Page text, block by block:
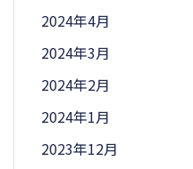
2024年4月
2024年3月
2024年2月
2024年1月
2023年12月